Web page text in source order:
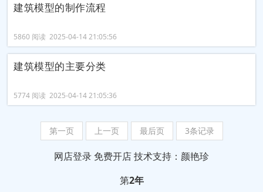
建筑模型的制作流程
5860 阅读 2025-04-14 21:05:56
建筑模型的主要分类
5774 阅读 2025-04-14 21:05:36
第一页 上一页 最后页 3条记录
网店登录 免费开店技术支持：颜艳珍
第2年